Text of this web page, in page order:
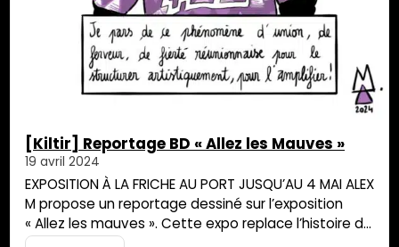
[Kiltir] Reportage BD « Allez les Mauves »
19 avril 2024
EXPOSITION À LA FRICHE AU PORT JUSQU’AU 4 MAI ALEX
M propose un reportage dessiné sur l’exposition
« Allez les mauves ». Cette expo replace l’histoire de